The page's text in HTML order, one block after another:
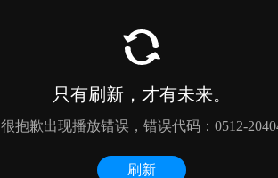
只有刷新，才有未来。
很抱歉出现播放错误，错误代码：0512-
刷新